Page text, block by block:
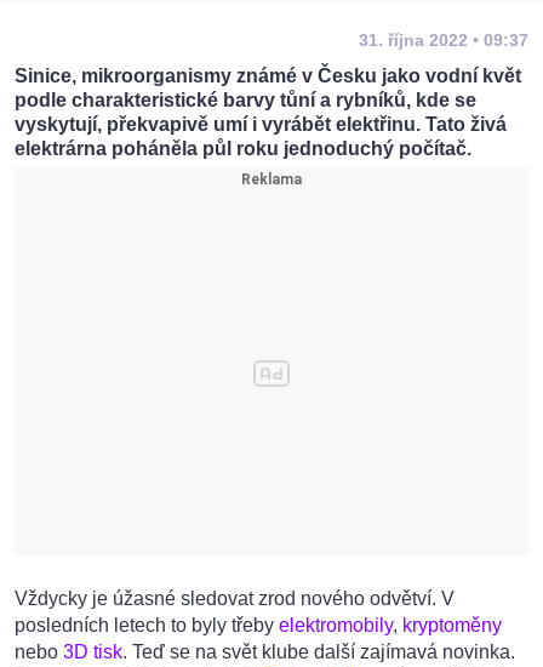
31. října 2022 • 09:37
Sinice, mikroorganismy známé v Česku jako vodní květ
podle charakteristické barvy tůní a rybníků, kde se
vyskytují, překvapivě umí i vyrábět elektřinu. Tato živá
elektrárna poháněla půl roku jednoduchý počítač.
Vždycky je úžasné sledovat zrod nového odvětví. V
posledních letech to byly třeby elektromobily, kryptoměny
nebo 3D tisk. Teď se na svět klube další zajímavá novinka.